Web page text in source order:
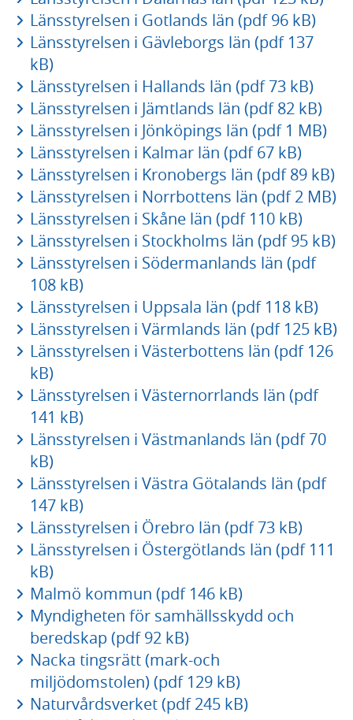
Länsstyrelsen i Gotlands län (pdf 96 kB)
Länsstyrelsen i Gävleborgs län (pdf 137
kB)
Länsstyrelsen i Hallands län (pdf 73 kB)
Länsstyrelsen i Jämtlands län (pdf 82 kB)
Länsstyrelsen i Jönköpings län (pdf 1 MB)
Länsstyrelsen i Kalmar län (pdf 67 kB)
Länsstyrelsen i Kronobergs län (pdf 89 kB)
Länsstyrelsen i Norrbottens län (pdf 2 MB)
Länsstyrelsen i Skåne län (pdf 110 kB)
Länsstyrelsen i Stockholms län (pdf 95 kB)
Länsstyrelsen i Södermanlands län (pdf
108 kB)
Länsstyrelsen i Uppsala län (pdf 118 kB)
Länsstyrelsen i Värmlands län (pdf 125 kB)
Länsstyrelsen i Västerbottens län (pdf 126
kB)
Länsstyrelsen i Västernorrlands län (pdf
141 kB)
Länsstyrelsen i Västmanlands län (pdf 70
kB)
Länsstyrelsen i Västra Götalands län (pdf
147 kB)
Länsstyrelsen i Örebro län (pdf 73 kB)
Länsstyrelsen i Östergötlands län (pdf 111
kB)
Malmö kommun (pdf 146 kB)
Myndigheten för samhällsskydd och
beredskap (pdf 92 kB)
Nacka tingsrätt (mark-och
miljödomstolen) (pdf 129 kB)
Naturvårdsverket (pdf 245 kB)